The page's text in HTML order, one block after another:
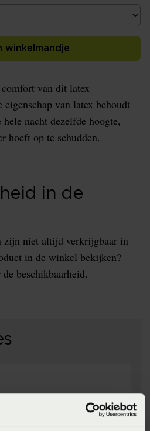
winkelmandje
van dit latex
van latex behoudt
hele nacht dezelfde hoogte,
hoeft op te schudden.
in de
zijn niet altijd verkrijgbaar in
in de winkel bekijken?
beschikbaarheid.